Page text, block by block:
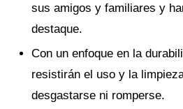
sus amigos y familiares y
destaque.
Con un enfoque en la
resistirán el uso y la
desgastarse ni romperse.